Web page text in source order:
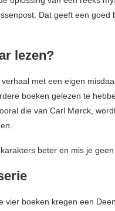
Dat geeft een
lezen?
met een eigen
boeken gelezen te
die van Carl Mørck,
beter en mis je
vier boeken kregen een